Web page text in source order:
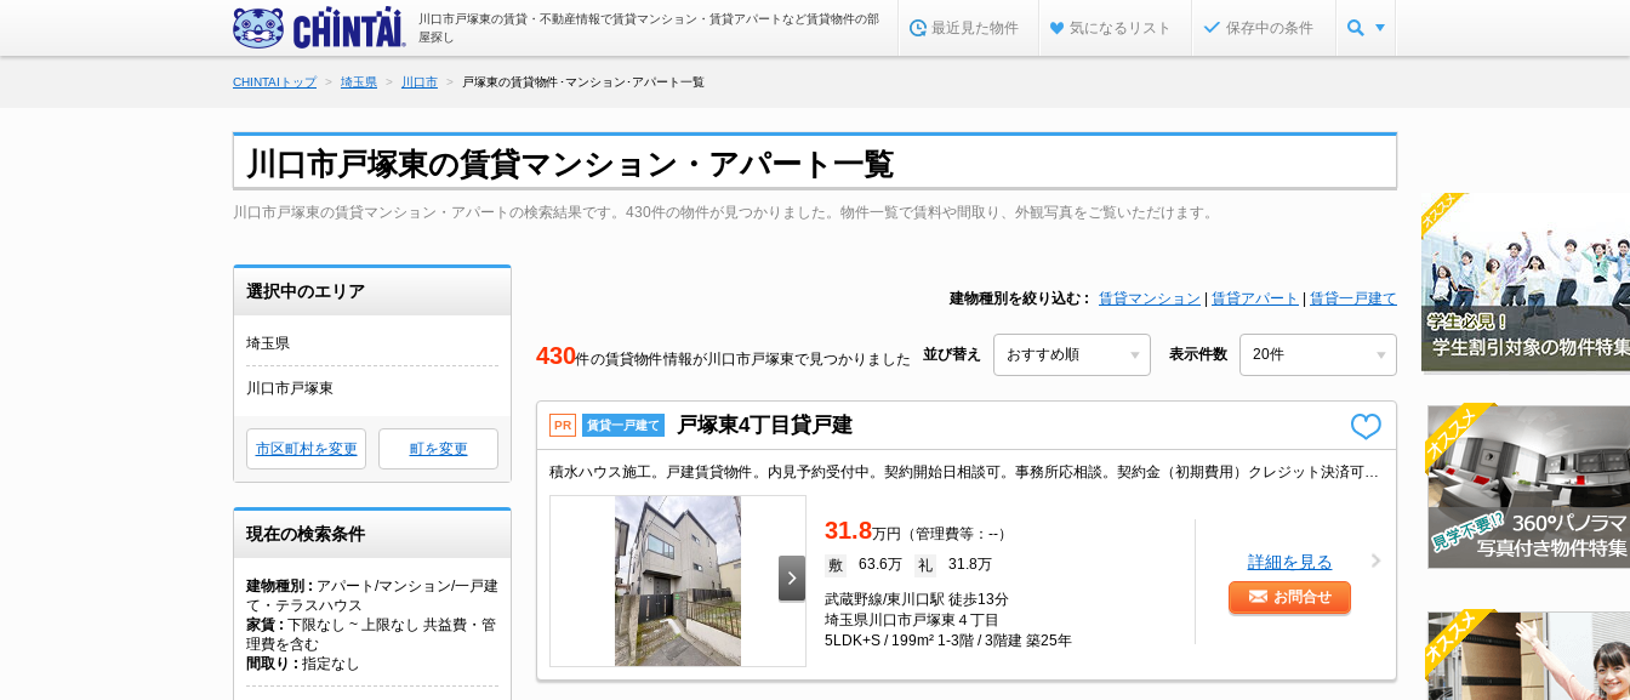
川口市戸塚東の賃貸・不動産情報で賃貸マンション・賃貸アパートなど賃貸物件の部
屋探し
最近見た物件 気になるリスト 保存中の条件
CHINTAIトップ 埼玉県 川口市 戸塚東の賃貸物件･マンション･アパート一覧
川口市戸塚東の賃貸マンション・アパート一覧
川口市戸塚東の賃貸マンション・アパートの検索結果です。430件の物件が見つかりました。物件一覧で賃料や間取り、外観写真をご覧いただけます。
選択中のエリア
埼玉県
川口市戸塚東
市区町村を変更 町を変更
現在の検索条件
建物種別
アパート/マンション/一戸建
て・テラスハウス
家賃
下限なし ~ 上限なし 共益費・管
理費を含む
間取り
指定なし
建物種別を絞り込む 賃貸マンション 賃貸アパート 賃貸一戸建て
430件の賃貸物件情報が川口市戸塚東で見つかりました 並び替え 表示件数
PR 賃貸一戸建て 戸塚東4丁目貸戸建
31.8万円（管理費等：--）
敷 63.6万 礼 31.8万
武蔵野線/東川口駅 徒歩13分
埼玉県川口市戸塚東４丁目
5LDK+S / 199m² 1-3階 / 3階建 築25年
詳細を見る
お問合せ